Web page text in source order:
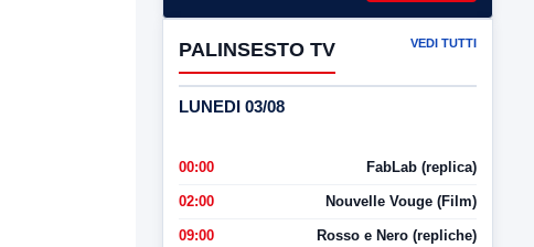
PALINSESTO TV VEDI TUTTI
LUNEDI 03/08
00:00 FabLab (replica)
02:00 Nouvelle Vouge (Film)
09:00 Rosso e Nero (repliche)